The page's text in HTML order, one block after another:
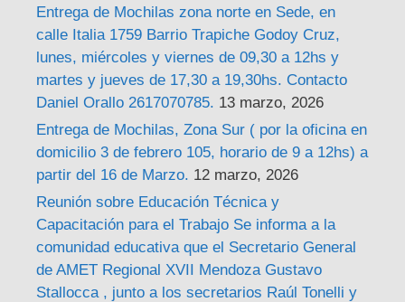
Entrega de Mochilas zona norte en Sede, en
calle Italia 1759 Barrio Trapiche Godoy Cruz,
lunes, miércoles y viernes de 09,30 a 12hs y
martes y jueves de 17,30 a 19,30hs. Contacto
Daniel Orallo 2617070785. 13 marzo, 2026
Entrega de Mochilas, Zona Sur ( por la oficina en
domicilio 3 de febrero 105, horario de 9 a 12hs) a
partir del 16 de Marzo. 12 marzo, 2026
Reunión sobre Educación Técnica y
Capacitación para el Trabajo Se informa a la
comunidad educativa que el Secretario General
de AMET Regional XVII Mendoza Gustavo
Stallocca , junto a los secretarios Raúl Tonelli y